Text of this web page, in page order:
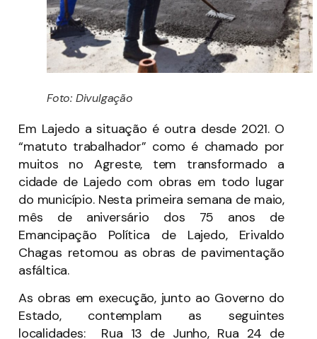
Foto: Divulgação
Em Lajedo a situação é outra desde 2021. O
“matuto trabalhador” como é chamado por
muitos no Agreste, tem transformado a
cidade de Lajedo com obras em todo lugar
do município. Nesta primeira semana de maio,
mês de aniversário dos 75 anos de
Emancipação Política de Lajedo, Erivaldo
Chagas retomou as obras de pavimentação
asfáltica.
As obras em execução, junto ao Governo do
Estado, contemplam as seguintes
localidades: Rua 13 de Junho, Rua 24 de